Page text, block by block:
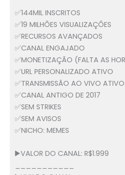
✅144MIL INSCRITOS
✅19 MILHÕES VISUALIZAÇÕES
✅RECURSOS AVANÇADOS
✅CANAL ENGAJADO
✅MONETIZAÇÃO (FALTA AS
✅URL PERSONALIZADO ATIVO
✅TRANSMISSÃO AO VIVO ATIVO
✅CANAL ANTIGO DE 2017
✅SEM STRIKES
✅SEM AVISOS
✅NICHO: MEMES
▶️VALOR DO CANAL: R$1.999